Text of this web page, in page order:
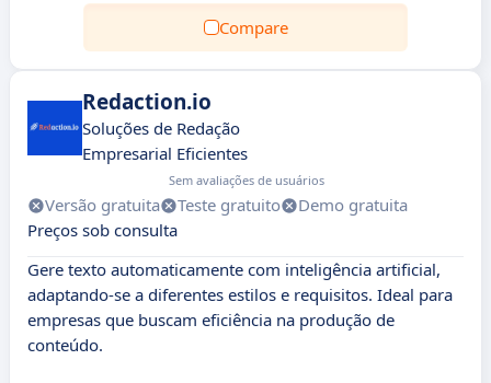
Compare
Redaction.io
Soluções de Redação
Empresarial Eficientes
Sem avaliações de usuários
Versão gratuita Teste gratuito
Demo gratuita
Preços sob consulta
Gere texto automaticamente com inteligência artificial,
adaptando-se a diferentes estilos e requisitos. Ideal para
empresas que buscam eficiência na produção de
conteúdo.